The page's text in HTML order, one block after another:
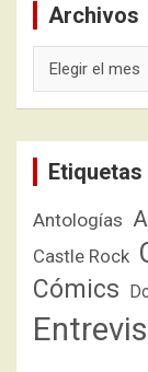
Archivos
Etiquetas
Antologías
Castle Rock
Cómics